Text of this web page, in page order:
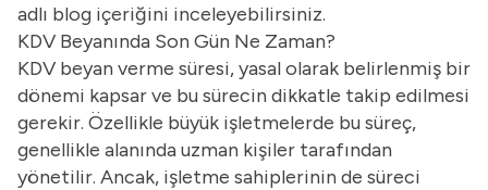
adlı blog içeriğini inceleyebilirsiniz.
KDV Beyanında Son Gün Ne Zaman?
KDV beyan verme süresi, yasal olarak belirlenmiş bir
dönemi kapsar ve bu sürecin dikkatle takip edilmesi
gerekir. Özellikle büyük işletmelerde bu süreç,
genellikle alanında uzman kişiler tarafından
yönetilir. Ancak, işletme sahiplerinin de süreci